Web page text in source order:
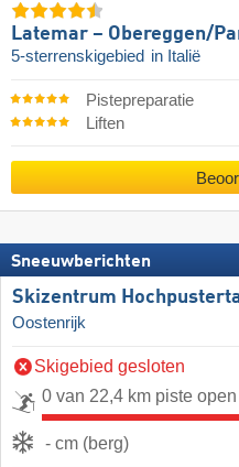
Latemar – Obereggen/​
5-sterrenskigebied in Italië
Pistepreparatie
Liften
Sneeuwberichten
Skizentrum
Oostenrijk
Skigebied gesloten
0 van 22,4 km piste open
- cm (berg)